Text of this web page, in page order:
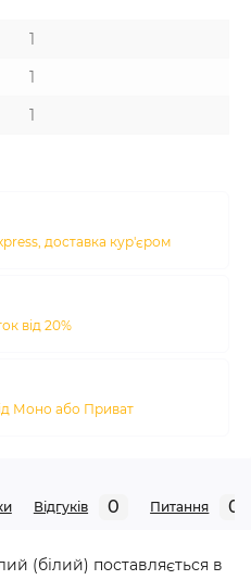
1
1
1
доставка кур'єром
від 20%
Моно або Приват
Відгуків 0 Питання 0
(білий) поставляється в